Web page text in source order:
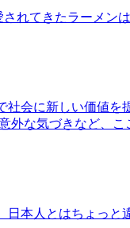
れてきたラーメン
会に新しい価値を
外な気づきなど、
本人とはちょっと